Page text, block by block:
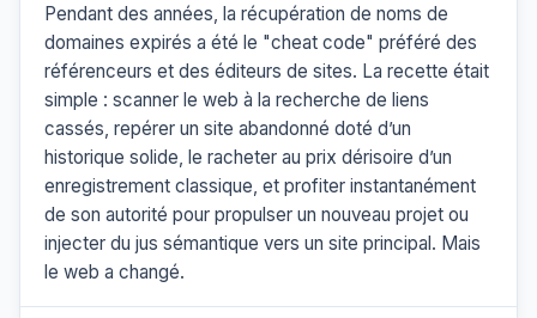
Pendant des années, la récupération de noms de
domaines expirés a été le "cheat code" préféré des
référenceurs et des éditeurs de sites. La recette était
simple : scanner le web à la recherche de liens
cassés, repérer un site abandonné doté d’un
historique solide, le racheter au prix dérisoire d’un
enregistrement classique, et profiter instantanément
de son autorité pour propulser un nouveau projet ou
injecter du jus sémantique vers un site principal. Mais
le web a changé.